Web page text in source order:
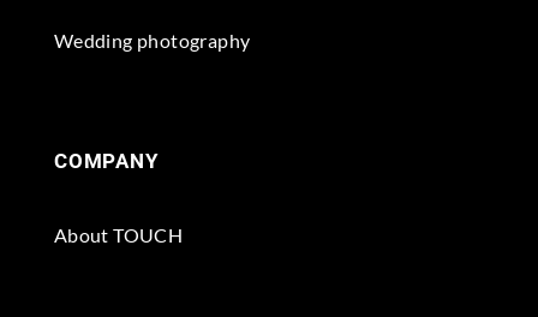
Wedding photography
COMPANY
About TOUCH